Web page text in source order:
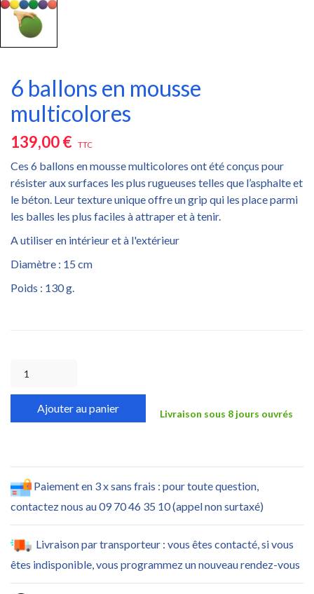
6 ballons en mousse
multicolores
139,00 € TTC
Ces 6 ballons en mousse multicolores ont été conçus pour
résister aux surfaces les plus rugueuses telles que l’asphalte et
le béton. Leur texture unique offre un grip qui les place parmi
les balles les plus faciles à attraper et à tenir.
A utiliser en intérieur et à l'extérieur
Diamètre : 15 cm
Poids : 130 g.
Ajouter au panier Livraison sous 8 jours ouvrés
Paiement en 3 x sans frais : pour toute question,
contactez nous au 09 70 46 35 10 (appel non surtaxé)
Livraison par transporteur : vous êtes contacté, si vous
êtes indisponible, vous programmez un nouveau rendez-vous